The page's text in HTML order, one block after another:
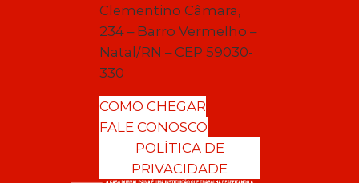
Clementino Câmara,
234 – Barro Vermelho –
Natal/RN – CEP 59030-
330
COMO CHEGAR
FALE CONOSCO
POLÍTICA DE
PRIVACIDADE